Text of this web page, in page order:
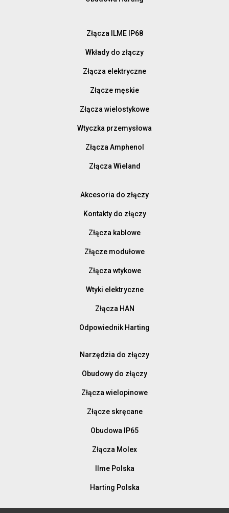
Złącza ILME IP68
Wkłady do złączy
Złącza elektryczne
Złącze męskie
Złącza wielostykowe
Wtyczka przemysłowa
Złącza Amphenol
Złącza Wieland
Akcesoria do złączy
Kontakty do złączy
Złącza kablowe
Złącze modułowe
Złącza wtykowe
Wtyki elektryczne
Złącza HAN
Odpowiednik Harting
Narzędzia do złączy
Obudowy do złączy
Złącza wielopinowe
Złącze skręcane
Obudowa IP65
Złącza Molex
Ilme Polska
Harting Polska